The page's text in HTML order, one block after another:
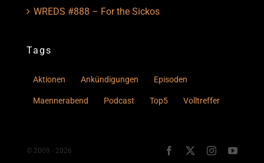
WREDS #888 – For the Sickos
Tags
Aktionen Ankündigungen Episoden
Maennerabend Podcast Top5 Volltreffer
© 2009 - 2026